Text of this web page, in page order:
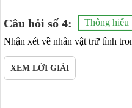
Câu hỏi số 4:
Thông hiểu
Nhận xét về nhân vật trữ tình
XEM LỜI GIẢI